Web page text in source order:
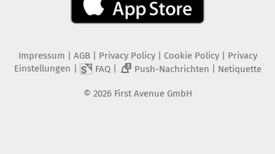
Impressum | AGB | Privacy Policy| Cookie Policy| Privacy
Einstellungen | FAQ| 2 Push-Nachrichten | Netiquette
© 2026 First Avenue GmbH